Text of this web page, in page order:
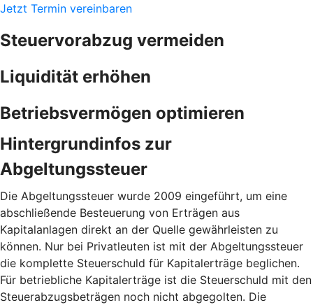
Jetzt Termin vereinbaren
Steuervorabzug vermeiden
Liquidität erhöhen
Betriebsvermögen optimieren
Hintergrundinfos zur
Abgeltungssteuer
Die Abgeltungssteuer wurde 2009 eingeführt, um eine
abschließende Besteuerung von Erträgen aus
Kapitalanlagen direkt an der Quelle gewährleisten zu
können. Nur bei Privatleuten ist mit der Abgeltungssteuer
die komplette Steuerschuld für Kapitalerträge beglichen.
Für betriebliche Kapitalerträge ist die Steuerschuld mit den
Steuerabzugsbeträgen noch nicht abgegolten. Die